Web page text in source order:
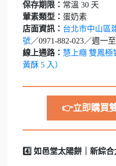
保存期限： 常溫 30 天
葷素類型： 蛋奶素
店面資訊： 台北市中山區
號／0971-882-023／週一
線上通路： 慧上癮 雙鳳極
黃酥 5 入）
👉立即購買
4️⃣ 如邑堂太陽餅｜新綜合